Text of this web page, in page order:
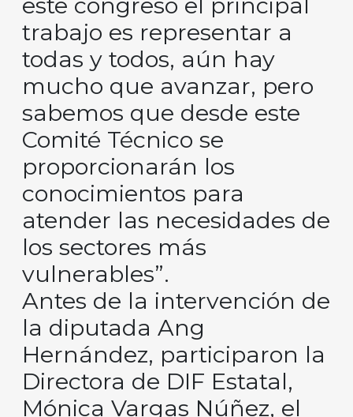
trabajo es representar a
todas y todos, aún hay
mucho que avanzar, pero
sabemos que desde este
Comité Técnico se
proporcionarán los
conocimientos para
atender las necesidades de
los sectores más
vulnerables”.
Antes de la intervención de
la diputada Ang
Hernández, participaron la
Directora de DIF Estatal,
Mónica Vargas Núñez, el